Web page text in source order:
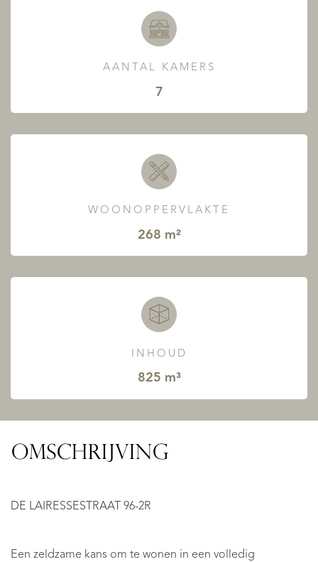
AANTAL KAMERS
7
WOONOPPERVLAKTE
268 m²
INHOUD
825 m³
OMSCHRIJVING
DE LAIRESSESTRAAT 96-2R
Een zeldzame kans om te wonen in een volledig